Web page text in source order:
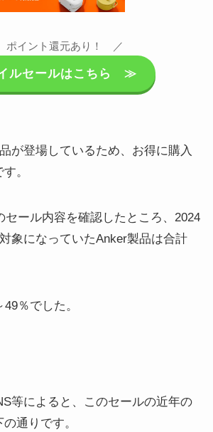
イント還元あり！ ／
ルセールはこちら ≫
が登場しているため、お得に購入
。
セール内容を確認したところ、2024
象になっていたAnker製品は合計
％でした。
等によると、このセールの近年の
通りです。